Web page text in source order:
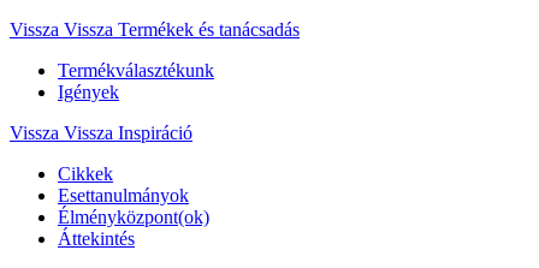
Vissza Vissza Termékek és tanácsadás
Termékválasztékunk
Igények
Vissza Vissza Inspiráció
Cikkek
Esettanulmányok
Élményközpont(ok)
Áttekintés